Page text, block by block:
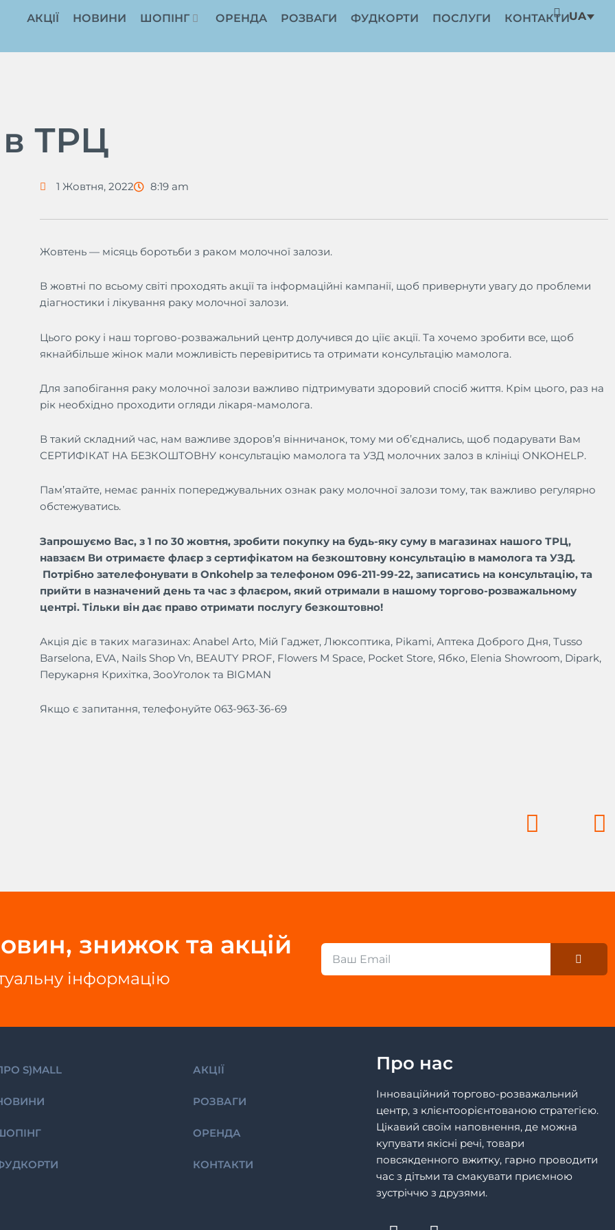
АКЦІЇ НОВИНИ ШОПІНГ ОРЕНДА РОЗВАГИ ФУДКОРТИ ПОСЛУГИ КОНТАКТИUA
в ТРЦ
1 Жовтня, 2022 8:19 am
Жовтень — місяць боротьби з раком молочної залози.
В жовтні по всьому світі проходять акції та інформаційні кампанії, щоб привернути увагу до проблеми
діагностики і лікування раку молочної залози.
Цього року і наш торгово-розважальний центр долучився до ціїє акції. Та хочемо зробити все, щоб
якнайбільше жінок мали можливість перевіритись та отримати консультацію мамолога.
Для запобігання раку молочної залози важливо підтримувати здоровий спосіб життя. Крім цього, раз на
рік необхідно проходити огляди лікаря-мамолога.
В такий складний час, нам важливе здоров’я вінничанок, тому ми об’єднались, щоб подарувати Вам
СЕРТИФІКАТ НА БЕЗКОШТОВНУ консультацію мамолога та УЗД молочних залоз в клініці ONKOHELP.
Пам’ятайте, немає ранніх попереджувальних ознак раку молочної залози тому, так важливо регулярно
обстежуватись.
Запрошуємо Вас, з 1 по 30 жовтня, зробити покупку на будь-яку суму в магазинах нашого ТРЦ,
навзаєм Ви отримаєте флаєр з сертифікатом на безкоштовну консультацію в мамолога та УЗД.
Потрібно зателефонувати вOnkohelp за телефоном 096-211-99-22,записатись на консультацію, та
прийти в назначений день та час з флаєром, який отримали в нашому торгово-розважальному
центрі. Тільки він дає право отримати послугу безкоштовно!
Акція діє в таких магазинах: Anabel Arto, Мій Гаджет, Люксоптика, Pikami, Аптека Доброго Дня, Tusso
Barselona, EVA, Nails Shop Vn, BEAUTY PROF, Flowers M Space, Pocket Store, Ябко, Elenia Showroom, Dipark,
Перукарня Крихітка, ЗооУголок та BIGMAN
Якщо є запитання, телефонуйте 063-963-36-69
Prev
знижок та акцій
інформацію
Email
S)MALL АКЦІЇ
РОЗВАГИ
ОРЕНДА
КОНТАКТИ
Про нас
Інноваційний торгово-розважальний
центр, з клієнтоорієнтованою стратегією.
Цікавий своїм наповнення, де можна
купувати якісні речі, товари
повсякденного вжитку, гарно проводити
час з дітьми та смакувати приємною
зустріччю з друзями.
F
I